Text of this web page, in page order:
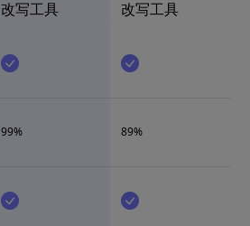
改写工具
改写工具
99% 89%